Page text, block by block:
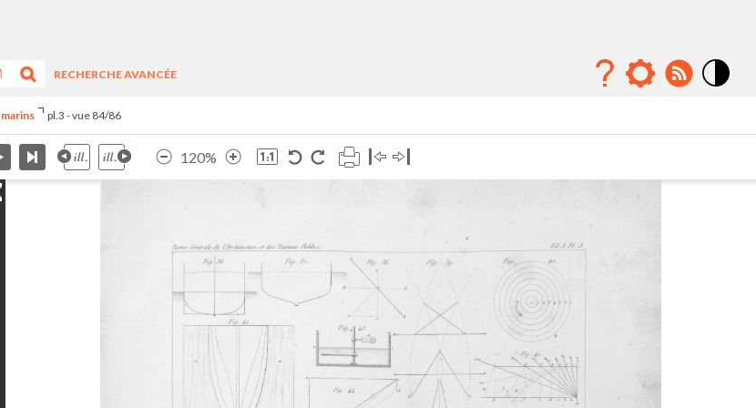
RECHERCHE AVANCÉE
pl.3 - vue 84/86
120%